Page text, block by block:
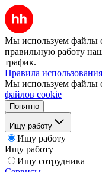
Мы используем файлы
правильную работу
трафик.
Правила
Мы используем файлы
файлов cookie
Понятно
Ищу работу
Ищу работу
Ищу работу
Ищу сотрудника